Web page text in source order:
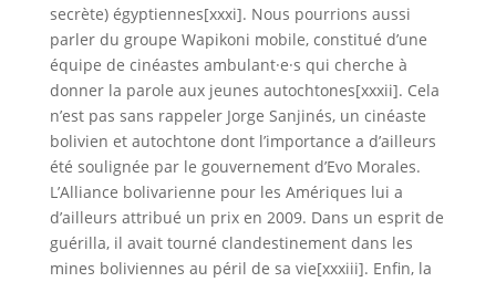
secrète) égyptiennes[xxxi]. Nous pourrions aussi
parler du groupe Wapikoni mobile, constitué d’une
équipe de cinéastes ambulant·e·s qui cherche à
donner la parole aux jeunes autochtones[xxxii]. Cela
n’est pas sans rappeler Jorge Sanjinés, un cinéaste
bolivien et autochtone dont l’importance a d’ailleurs
été soulignée par le gouvernement d’Evo Morales.
L’Alliance bolivarienne pour les Amériques lui a
d’ailleurs attribué un prix en 2009. Dans un esprit de
guérilla, il avait tourné clandestinement dans les
mines boliviennes au péril de sa vie[xxxiii]. Enfin, la